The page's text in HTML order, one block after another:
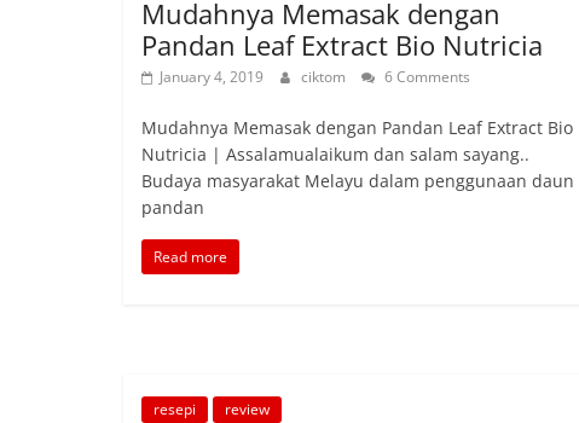
Mudahnya Memasak dengan
Pandan Leaf Extract Bio Nutricia
January 4, 2019 ciktom 6 Comments
Mudahnya Memasak dengan Pandan Leaf Extract Bio
Nutricia | Assalamualaikum dan salam sayang..
Budaya masyarakat Melayu dalam penggunaan daun
pandan
Read more
resepi review